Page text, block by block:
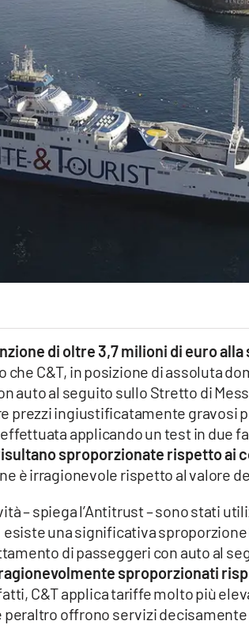
di oltre 3,7 milioni di euro
che C&T, in posizione di assoluta
auto al seguito sullo Stretto di
prezzi ingiustificatamente gravosi
applicando un test in due
sproporzionate rispetto ai
è irragionevole rispetto al valore
– spiega l’Antitrust – sono stati
una significativa sproporzione
di passeggeri con auto al
sproporzionati
C&T applica tariffe molto più
offrono servizi